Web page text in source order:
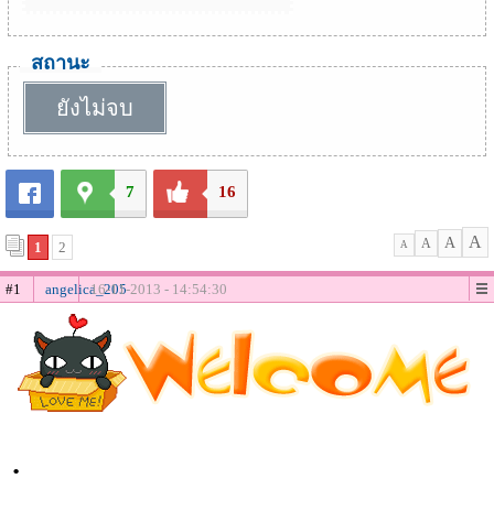
สถานะ
ยังไม่จบ
7 16
1 2 A A A A
#1 angelica_20516-11-2013 - 14:54:30
.